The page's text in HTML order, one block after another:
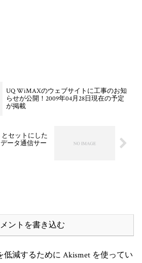
UQ WiMAXのウェブサイトに工事のお知
らせが公開！2009年04月28日現在の予定
が掲載
セットにした
ータ通信サー
ントを書き込む
低減するために Akismet を使ってい